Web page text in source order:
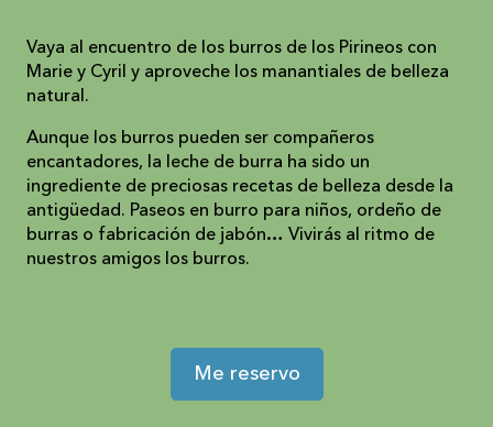
Vaya al encuentro de los burros de los Pirineos con
Marie y Cyril y aproveche los manantiales de belleza
natural.
Aunque los burros pueden ser compañeros
encantadores, la leche de burra ha sido un
ingrediente de preciosas recetas de belleza desde la
antigüedad. Paseos en burro para niños, ordeño de
burras o fabricación de jabón… Vivirás al ritmo de
nuestros amigos los burros.
Me reservo